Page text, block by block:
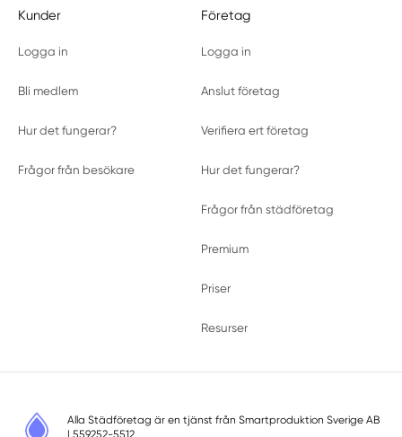
Kunder
Logga in
Bli medlem
Hur det fungerar?
Frågor från besökare
Företag
Logga in
Anslut företag
Verifiera ert företag
Hur det fungerar?
Frågor från städföretag
Premium
Priser
Resurser
Alla Städföretag är en tjänst från Smartproduktion Sverige AB
| 559252-5512